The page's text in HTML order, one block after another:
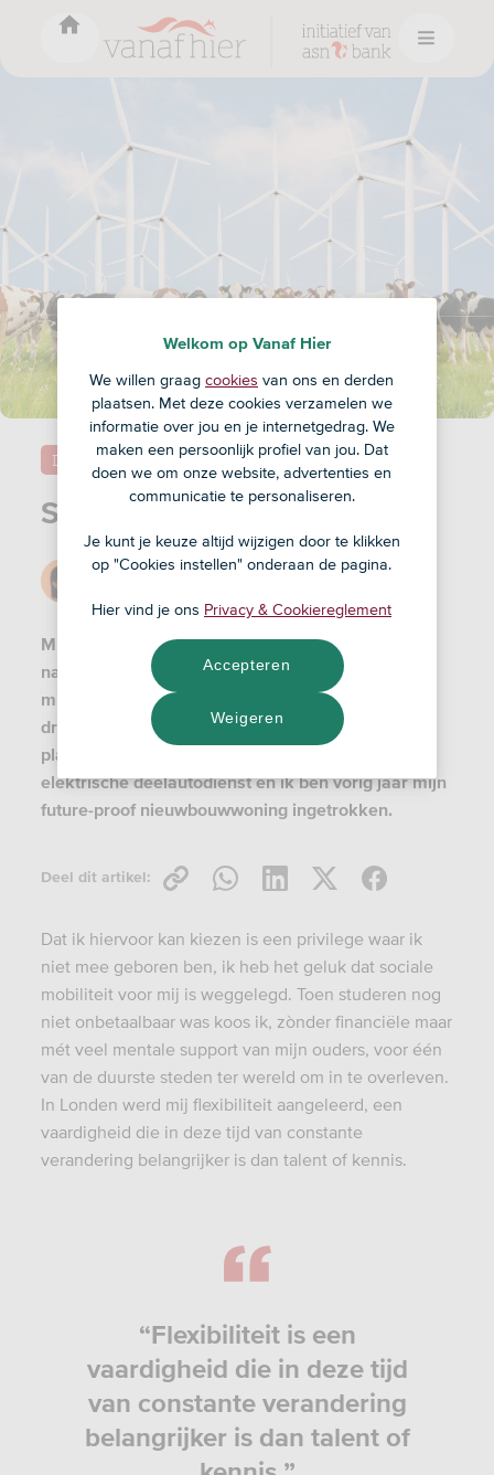
Solidair met klimaat én boer
Duurzaamheid
DoorNadine
Mijn morele overtuiging en levensstijl sluiten
naadloos aan bij de groene toekomst waar we in
mijn progressieve bubbel allemaal van dromen. Ik
draag voornamelijk duurzame kleding, eet vooral
plantaardig en biologisch, maak gebruik van een
elektrische deelautodienst en ik ben vorig jaar mijn
future-proof nieuwbouwwoning ingetrokken.
Deel dit artikel:
Dat ik hiervoor kan kiezen is een privilege waar ik
niet mee geboren ben, ik heb het geluk dat sociale
mobiliteit voor mij is weggelegd. Toen studeren nog
niet onbetaalbaar was koos ik, zònder financiële maar
mét veel mentale support van mijn ouders, voor één
van de duurste steden ter wereld om in te overleven.
In Londen werd mij flexibiliteit aangeleerd, een
vaardigheid die in deze tijd van constante
verandering belangrijker is dan talent of kennis.
“Flexibiliteit is een
vaardigheid die in deze tijd
van constante verandering
belangrijker is dan talent of
Welkom op Vanaf Hier
We willen graag cookies van ons en derden
plaatsen. Met deze cookies verzamelen we
informatie over jou en je internetgedrag. We
maken een persoonlijk profiel van jou. Dat
doen we om onze website, advertenties en
communicatie te personaliseren.
Je kunt je keuze altijd wijzigen door te klikken
op "Cookies instellen" onderaan de pagina.
Hier vind je ons Privacy & Cookiereglement
Weigeren
Accepteren